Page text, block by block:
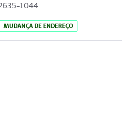
1044
MUDANÇA DE ENDEREÇO